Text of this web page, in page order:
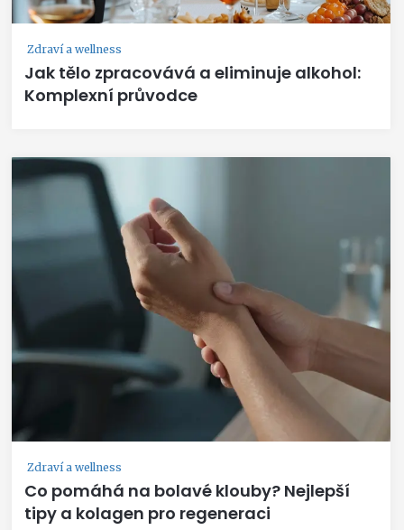
Zdraví a wellness
Jak tělo zpracovává a eliminuje alkohol:
Komplexní průvodce
Zdraví a wellness
Co pomáhá na bolavé klouby? Nejlepší
tipy a kolagen pro regeneraci